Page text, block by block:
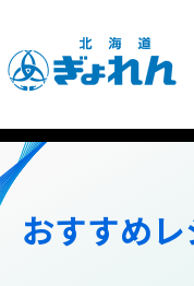
おすすめ